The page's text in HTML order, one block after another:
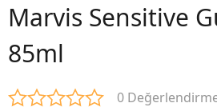
Marvis Sensitive
85ml
0